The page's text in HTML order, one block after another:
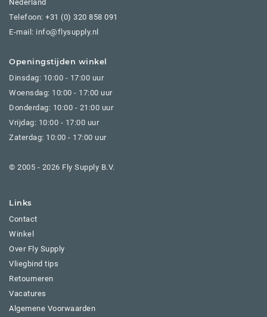
Nederland
Telefoon: +31 (0) 320 858 091
E-mail: info@flysupply.nl
Openingstijden winkel
Dinsdag: 10:00 - 17:00 uur
Woensdag: 10:00 - 17:00 uur
Donderdag: 10:00 - 21:00 uur
Vrijdag: 10:00 - 17:00 uur
Zaterdag: 10:00 - 17:00 uur
© 2005 - 2026 Fly Supply B.V.
Links
Contact
Winkel
Over Fly Supply
Vliegbind tips
Retourneren
Vacatures
Algemene Voorwaarden